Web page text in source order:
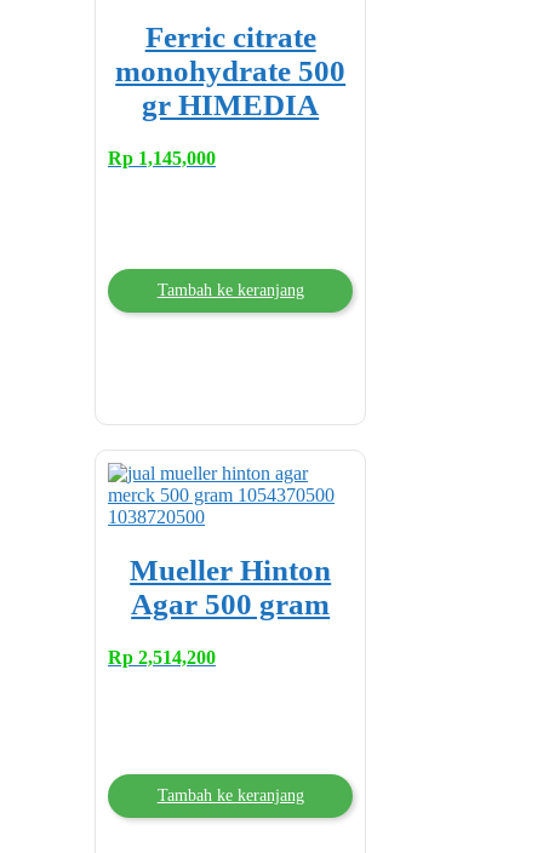
Ferric citrate
monohydrate 500
gr HIMEDIA
Rp 1,145,000
Tambah ke keranjang
Mueller Hinton
Agar 500 gram
Rp 2,514,200
Tambah ke keranjang